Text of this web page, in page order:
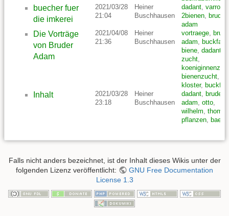
buecher fuer
die imkerei
2021/03/28
21:04
Heiner
Buschhausen
dadant, varroa
2bienen, bruder
adam
Die Vorträge
von Bruder
Adam
2021/04/08
21:36
Heiner
Buschhausen
vortraege,
adam, buckfast-
biene, dadant
zucht,
bienenzucht,
kloster,
Inhalt
2021/03/28
23:18
Heiner
Buschhausen
dadant, bruder
adam, otto,
wilhelm, thome
pflanzen,
Falls nicht anders bezeichnet, ist der Inhalt dieses Wikis unter der
folgenden Lizenz veröffentlicht:
GNU Free Documentation
License 1.3